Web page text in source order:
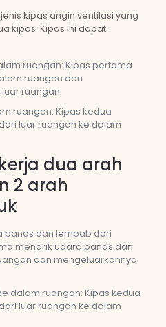
kipas angin ventilasi yang
kipas. Kipas ini dapat
ruangan: Kipas pertama
ruangan dan
ruangan.
ruangan: Kipas kedua
luar ruangan ke dalam
dua arah
2 arah
panas dan lembab dari
menarik udara panas dan
dan mengeluarkannya
dalam ruangan: Kipas kedua
luar ruangan ke dalam